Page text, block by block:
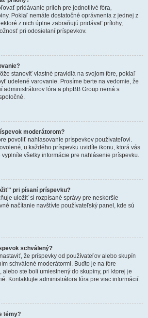
pridávanie príloh pre jednotlivé fóra,
Pokiaľ nemáte dostatočné oprávnenia z jednej z
z nich úplne zabraňujú pridávať prílohy,
pri odosielaní príspevkov.
stanoviť vlastné pravidlá na svojom fóre, pokiaľ
udelené varovanie. Prosíme berte na vedomie, že
administrátorov fóra a phpBB Group nemá s
moderátorom?
povoliť nahlasovanie príspevkov používateľovi.
u každého príspevku uvidíte ikonu, ktorá vás
všetky informácie pre nahlásenie príspevku.
pri písaní príspevku?
uložiť si rozpísané správy pre neskoršie
načítanie navštívte používateľský panel, kde sú
schválený?
že príspevky od používateľov alebo skupín
schválené moderátormi. Buďto je na fóre
ste boli umiestnený do skupiny, pri ktorej je
Kontaktujte administrátora fóra pre viac informácií.
témy?